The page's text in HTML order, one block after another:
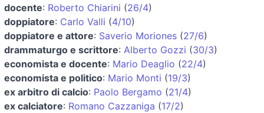
docente: Roberto Chiarini (26/4)
doppiatore: Carlo Valli (4/10)
doppiatore e attore: Saverio Moriones (27/6)
drammaturgo e scrittore: Alberto Gozzi (30/3)
economista e docente: Mario Deaglio (22/4)
economista e politico: Mario Monti (19/3)
ex arbitro di calcio: Paolo Bergamo (21/4)
ex calciatore: Romano Cazzaniga (17/2)